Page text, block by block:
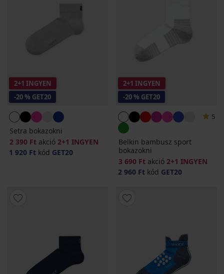
2+1 INGYEN
-20 % GET20
Setra bokazokni
2 390 Ft akció 2+1 INGYEN
1 920 Ft kód GET20
2+1 INGYEN
-20 % GET20
5
Belkin bambusz sport
bokazokni
3 690 Ft akció 2+1 INGYEN
2 960 Ft kód GET20